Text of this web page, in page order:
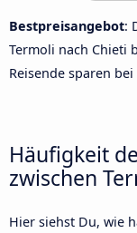
Bestpreisangebot:
Termoli nach Chieti
Reisende sparen
Häufigkeit
zwischen
Hier siehst Du, wie